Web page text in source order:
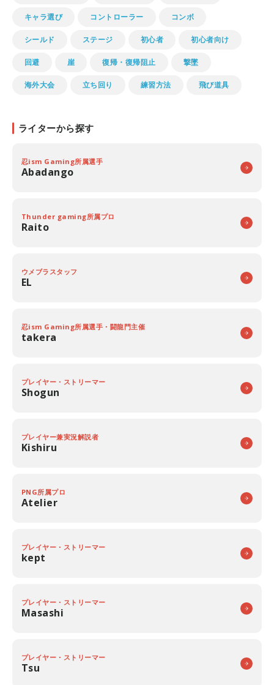
キャラ選び コントローラー コンボ
シールド ステージ 初心者 初心者向け
回避 崖 復帰・復帰阻止 撃墜
海外大会 立ち回り 練習方法 飛び道具
ライターから探す
忍ism Gaming所属選手
Abadango
Thunder gaming所属プロ
Raito
ウメブラスタッフ
EL
忍ism Gaming所属選手・闘龍門主催
takera
プレイヤー・ストリーマー
Shogun
プレイヤー兼実況解説者
Kishiru
PNG所属プロ
Atelier
プレイヤー・ストリーマー
kept
プレイヤー・ストリーマー
Masashi
プレイヤー・ストリーマー
Tsu